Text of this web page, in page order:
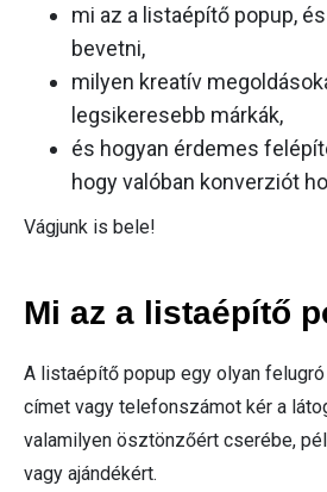
mi az a listaépítő popup,
bevetni,
milyen kreatív
legsikeresebb márkák,
és hogyan érdemes
hogy valóban konverziót
Vágjunk is bele!
Mi az a listaépítő
A listaépítő popup egy olyan
címet vagy telefonszámot kér a
valamilyen ösztönzőért cserébe,
vagy ajándékért.